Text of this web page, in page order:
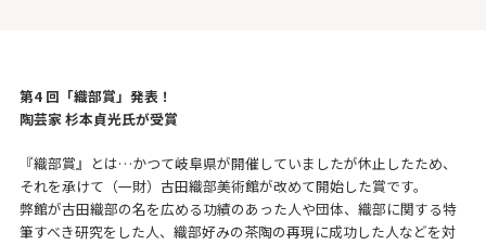
第4 回「織部賞」発表！
陶芸家 杉本貞光氏が受賞
『織部賞』とは…かつて岐阜県が開催していましたが休止したため、
それを承けて（一財）古田織部美術館が改めて開始した賞です。
弊館が古田織部の名を広める功績のあった人や団体、織部に関する特
筆すべき研究をした人、織部好みの茶陶の再現に成功した人などを対